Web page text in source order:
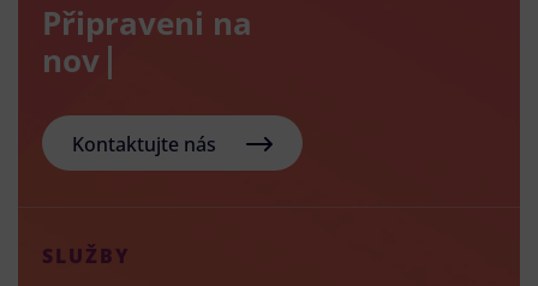
Připraveni na
nový e-sh
Kontaktujte nás
SLUŽBY